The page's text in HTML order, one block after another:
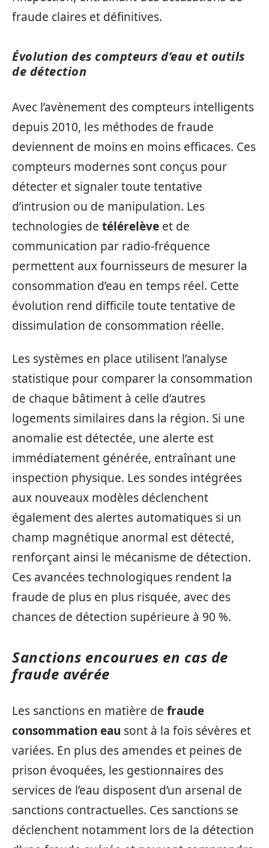
fraude claires et définitives.
Évolution des compteurs d’eau et outils
de détection
Avec l’avènement des compteurs intelligents
depuis 2010, les méthodes de fraude
deviennent de moins en moins efficaces. Ces
compteurs modernes sont conçus pour
détecter et signaler toute tentative
d’intrusion ou de manipulation. Les
technologies de télérelève et de
communication par radio-fréquence
permettent aux fournisseurs de mesurer la
consommation d’eau en temps réel. Cette
évolution rend difficile toute tentative de
dissimulation de consommation réelle.
Les systèmes en place utilisent l’analyse
statistique pour comparer la consommation
de chaque bâtiment à celle d’autres
logements similaires dans la région. Si une
anomalie est détectée, une alerte est
immédiatement générée, entraînant une
inspection physique. Les sondes intégrées
aux nouveaux modèles déclenchent
également des alertes automatiques si un
champ magnétique anormal est détecté,
renforçant ainsi le mécanisme de détection.
Ces avancées technologiques rendent la
fraude de plus en plus risquée, avec des
chances de détection supérieure à 90 %.
Sanctions encourues en cas de
fraude avérée
Les sanctions en matière de fraude
consommation eau sont à la fois sévères et
variées. En plus des amendes et peines de
prison évoquées, les gestionnaires des
services de l’eau disposent d’un arsenal de
sanctions contractuelles. Ces sanctions se
déclenchent notamment lors de la détection